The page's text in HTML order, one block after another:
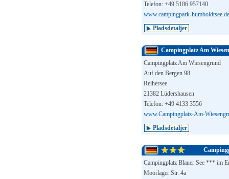
Telefon: +49 5186 957140
www.campingpark-humboldtsee.de
Pladsdetaljer
Campingplatz Am
Campingplatz Am Wiesengrund
Auf den Bergen 98
Reihersee
21382 Lüdershausen
Telefon: +49 4133 3556
www.Campingplatz-Am-
Pladsdetaljer
Campingplatz Blauer See *** im
Moorlager Str. 4a